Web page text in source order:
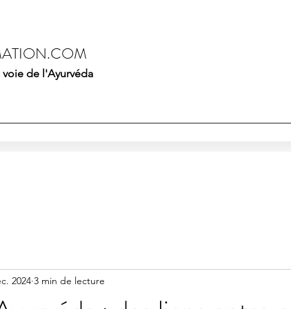
de l'Ayurvéda
2024 3 min de lecture